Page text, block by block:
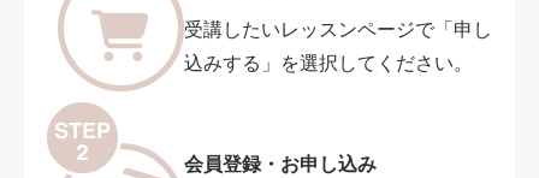
受講したいレッスンページで「申し
込みする」を選択してください。
会員登録・お申し込み